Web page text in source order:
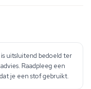
uitsluitend bedoeld ter
Raadpleeg een
je een stof gebruikt.